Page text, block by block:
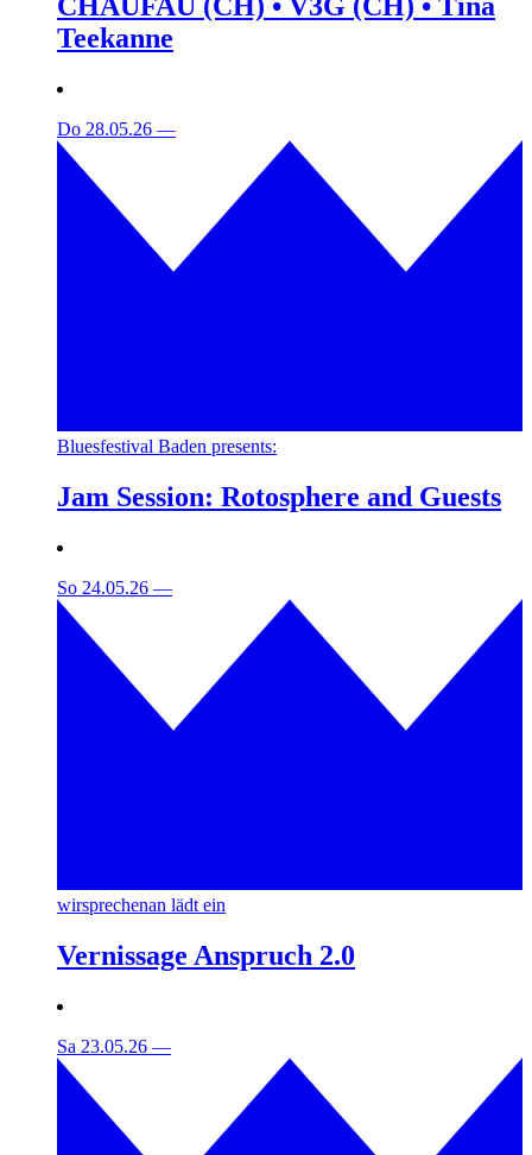
Teekanne
Do 28.05.26 —
Bluesfestival Baden presents:
Jam Session: Rotosphere and Guests
So 24.05.26 —
wirsprechenan lädt ein
Vernissage Anspruch 2.0
Sa 23.05.26 —